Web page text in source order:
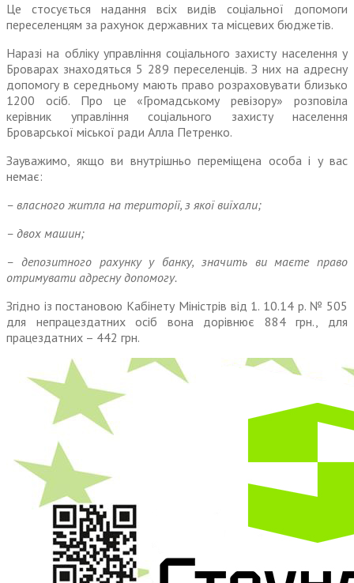
Це стосується надання всіх видів соціальної допомоги
переселенцям за рахунок державних та місцевих бюджетів.
Наразі на обліку управління соціального захисту населення у
Броварах знаходяться 5 289 переселенців. З них на адресну
допомогу в середньому мають право розраховувати близько
1200 осіб. Про це «Громадському ревізору» розповіла
керівник управління соціального захисту населення
Броварської міської ради Алла Петренко.
Зауважимо, якщо ви внутрішньо переміщена особа і у вас
немає:
– власного житла на території, з якої виїхали;
– двох машин;
– депозитного рахунку у банку, значить ви маєте право
отримувати адресну допомогу.
Згідно із постановою Кабінету Міністрів від 1. 10.14 р. № 505
для непрацездатних осіб вона дорівнює 884 грн., для
працездатних – 442 грн.